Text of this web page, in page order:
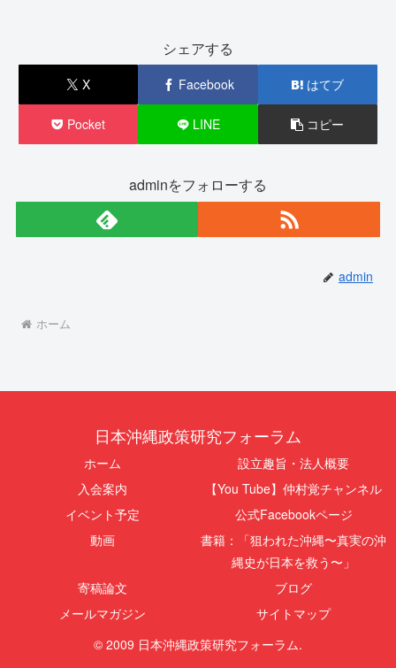
シェアする
X Facebook はてブ
Pocket LINE コピー
adminをフォローする
admin
ホーム
日本沖縄政策研究フォーラム
ホーム
設立趣旨・法人概要
入会案内
【You Tube】仲村覚チャンネル
イベント予定
公式Facebookページ
動画
書籍：「狙われた沖縄〜真実の沖
縄史が日本を救う〜」
寄稿論文
ブログ
メールマガジン
サイトマップ
© 2009 日本沖縄政策研究フォーラム.